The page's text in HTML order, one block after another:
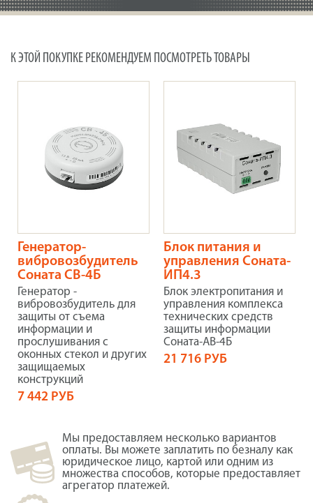
К ЭТОЙ ПОКУПКЕ РЕКОМЕНДУЕМ ПОСМОТРЕТЬ ТОВАРЫ
Генератор-
вибровозбудитель
Соната СВ-4Б
Генератор -
вибровозбудитель для
защиты от съема
информации и
прослушивания с
оконных стекол и других
защищаемых
конструкций
7 442 РУБ
Блок питания и
управления Соната-
ИП4.3
Блок электропитания и
управления комплекса
технических средств
защиты информации
Соната-АВ-4Б
21 716 РУБ
Мы предоставляем несколько вариантов
оплаты. Вы можете заплатить по безналу как
юридическое лицо, картой или одним из
множества способов, которые предоставляет
агрегатор платежей.